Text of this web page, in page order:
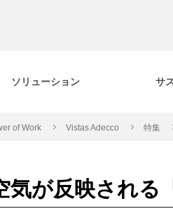
ソリューション サ
of Work Vistas Adecco 特集
気が反映され